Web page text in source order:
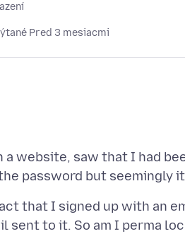
Pred 3 mesiacmi
a website, saw that I had
that I signed up with an